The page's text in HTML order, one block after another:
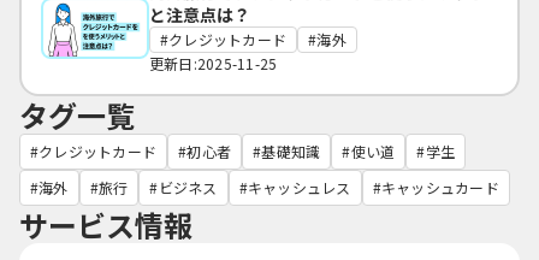
と注意点は？
クレジットカード
海外
更新日:2025-11-25
タグ一覧
クレジットカード 初心者 基礎知識 使い道
学生
海外
旅行 ビジネス キャッシュレス キャッシュカード
サービス情報